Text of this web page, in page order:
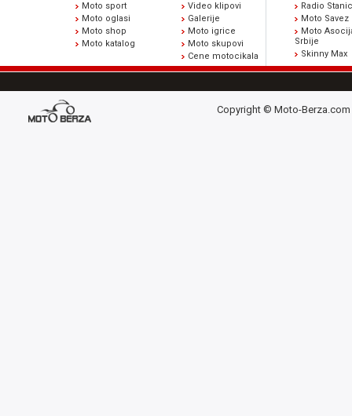
Moto sport
Moto oglasi
Moto shop
Moto katalog
Video klipovi
Galerije
Moto igrice
Moto skupovi
Cene motocikala
Radio
Moto Savez
Moto
Srbije
Skinny Max
Copyright © Moto-Berza.com